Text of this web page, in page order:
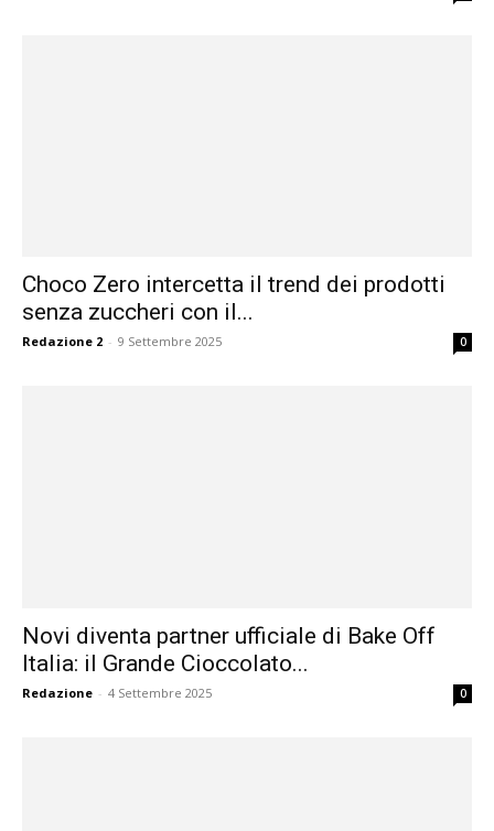
Choco Zero intercetta il trend dei prodotti
senza zuccheri con il...
Redazione 2 - 9 Settembre 2025 0
Novi diventa partner ufficiale di Bake Off
Italia: il Grande Cioccolato...
Redazione - 4 Settembre 2025 0